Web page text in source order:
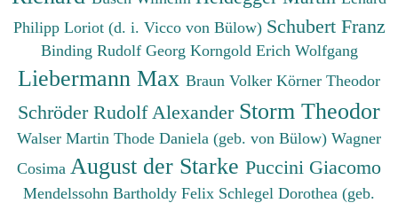
Philipp Loriot (d. i. Vicco von Bülow) Schubert Franz
Binding Rudolf Georg Korngold Erich Wolfgang
Liebermann Max Braun Volker Körner Theodor
Schröder Rudolf Alexander Storm Theodor
Walser Martin Thode Daniela (geb. von Bülow) Wagner
Cosima August der Starke Puccini Giacomo
Mendelssohn Bartholdy Felix Schlegel Dorothea (geb.